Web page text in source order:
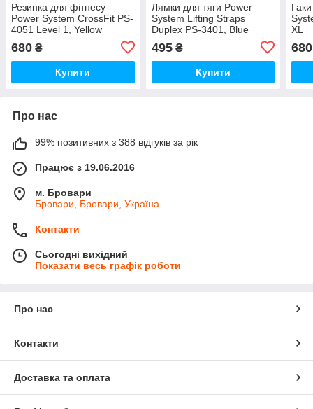
Резинка для фітнесу
Power System CrossFit PS-
4051 Level 1, Yellow
680 ₴
Купити
Лямки для тяги Power
System Lifting Straps
Duplex PS-3401, Blue
495₴
Купити
XL
680
Про нас
99% позитивних з 388 відгуків за рік
Працює з 19.06.2016
м. Бровари
Бровари, Бровари, Україна
Контакти
Сьогодні вихідний
Показати весь графік роботи
Про нас
Контакти
Доставка та оплата